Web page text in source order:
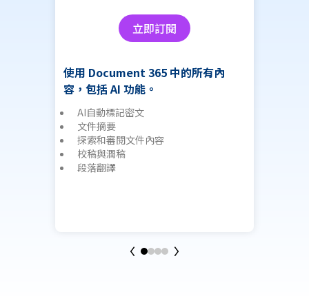
立即訂閱
使用 Document 365 中的所有內
容，包括 AI 功能。
AI自動標記密文
文件摘要
探索和審閱文件內容
校稿與潤稿
段落翻譯